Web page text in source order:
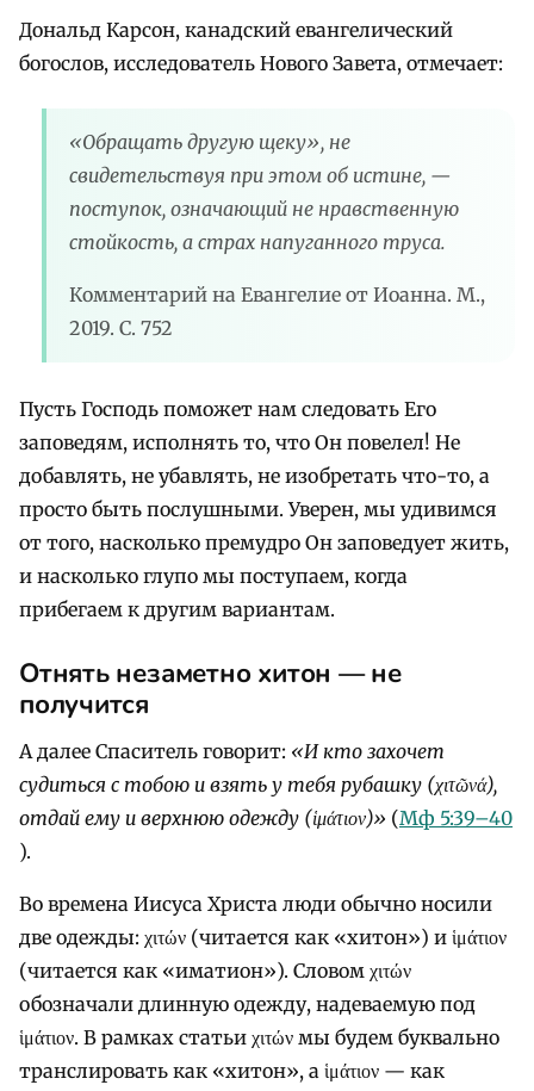
Дональд Карсон, канадский евангелический
богослов, исследователь Нового Завета, отмечает:
«Обращать другую щеку», не
свидетельствуя при этом об истине, —
поступок, означающий не нравственную
стойкость, а страх напуганного труса.
Комментарий на Евангелие от Иоанна. М.,
2019. С. 752
Пусть Господь поможет нам следовать Его
заповедям, исполнять то, что Он повелел! Не
добавлять, не убавлять, не изобретать что-то, а
просто быть послушными. Уверен, мы удивимся
от того, насколько премудро Он заповедует жить,
и насколько глупо мы поступаем, когда
прибегаем к другим вариантам.
Отнять незаметно хитон — не
получится
А далее Спаситель говорит: «И кто захочет
судиться с тобою и взять у тебя рубашку (χιτῶνά),
отдай ему и верхнюю одежду (ἱμάτιον)» (Мф 5:39–40
).
Во времена Иисуса Христа люди обычно носили
две одежды: χιτών (читается как «хитон») и ἱμάτιον
(читается как «иматион»). Словом χιτών
обозначали длинную одежду, надеваемую под
ἱμάτιον. В рамках статьи χιτών мы будем буквально
транслировать как «хитон», а ἱμάτιον — как